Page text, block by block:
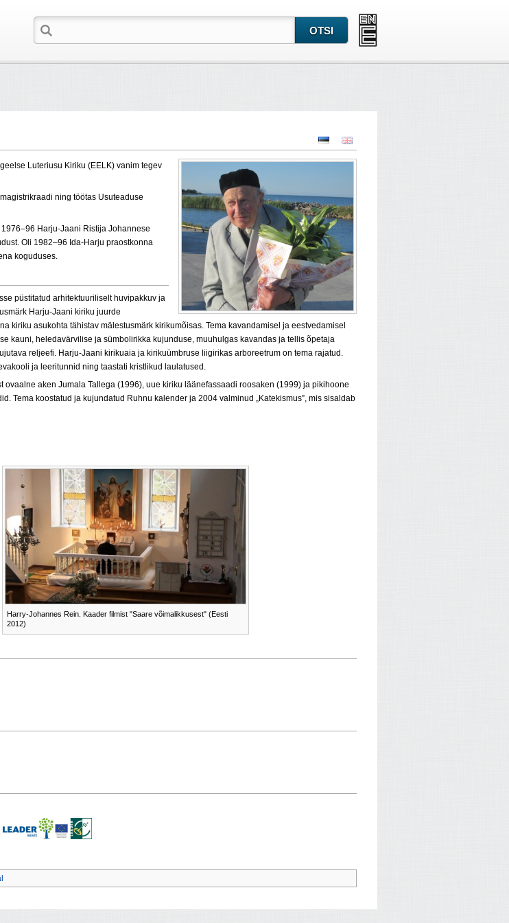
Luteriusu Kiriku (EELK) vanim tegev
ning töötas Usuteaduse
Harju-Jaani Ristija Johannese
O li 1982–96 Ida-Harju praostkonna
koguduses.
püstitatud arhitektuuriliselt huvipakkuv ja
Harju-Jaani kiriku juurde
kiriku asukohta tähistav mälestusmärk kirikumõisas. Tema kavandamisel ja eestvedamisel
kauni, heledavärvilise ja sümbolirikka kujunduse, muuhulgas kavandas ja tellis õpetaja
reljeefi. Harju-Jaani kirikuaia ja kirikuümbruse liigirikas arboreetrum on tema rajatud.
ja leeritunnid ning taastati kristlikud laulatused.
ovaalne aken Jumala Tallega (1996), uue kiriku läänefassaadi roosaken (1999) ja pikihoone
Tema koostatud ja kujundatud Ruhnu kalender ja 2004 valminud „Katekismus”, mis sisaldab
Harry-Johannes Rein. Kaader filmist "Saare võimalikkusest" (Eesti
2012)